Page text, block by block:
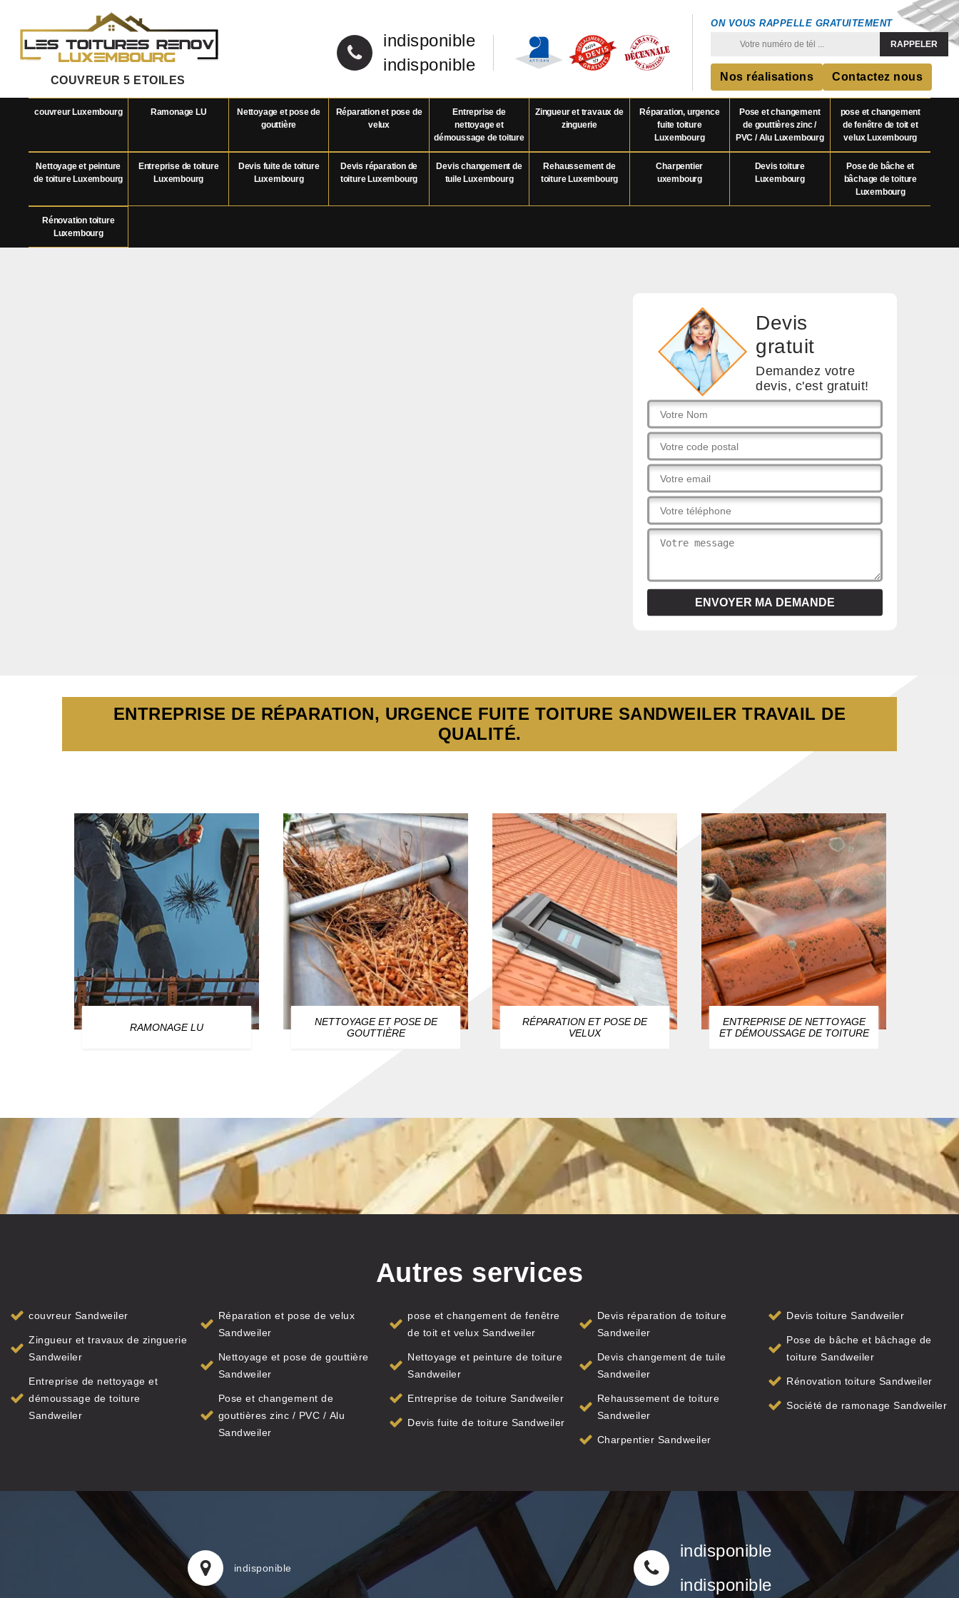
COUVREUR 5 ETOILES
indisponible
indisponible
ON VOUS RAPPELLE GRATUITEMENT
Nos réalisations Contactez nous
couvreur Luxembourg Ramonage LU
Nettoyage et pose de
gouttière
Réparation et pose de
velux
Entreprise de
nettoyage et
démoussage de toiture
Zingueur et travaux de
zinguerie
Réparation, urgence
fuite toiture
Luxembourg
Pose et changement
de gouttières zinc /
PVC / Alu Luxembourg
pose et changement
de fenêtre de toit et
velux Luxembourg
Nettoyage et peinture
de toiture Luxembourg
Entreprise de toiture
Luxembourg
Devis fuite de toiture
Luxembourg
Devis réparation de
toiture Luxembourg
Devis changement de
tuile Luxembourg
Rehaussement de
toiture Luxembourg
Charpentier
uxembourg
Devis toiture
Luxembourg
Pose de bâche et
bâchage de toiture
Luxembourg
Rénovation toiture
Luxembourg
Devis
gratuit
Demandez votre
devis, c'est gratuit!
ENTREPRISE DE RÉPARATION, URGENCE FUITE TOITURE SANDWEILER TRAVAIL DE
QUALITÉ.
RAMONAGE LU
NETTOYAGE ET POSE DE
GOUTTIÈRE
RÉPARATION ET POSE DE
VELUX
ENTREPRISE DE NETTOYAGE
ET DÉMOUSSAGE DE TOITURE
Autres services
couvreur Sandweiler
Zingueur et travaux de zinguerie
Sandweiler
Entreprise de nettoyage et
démoussage de toiture
Sandweiler
Réparation et pose de velux
Sandweiler
Nettoyage et pose de gouttière
Sandweiler
Pose et changement de
gouttières zinc / PVC / Alu
Sandweiler
pose et changement de fenêtre
de toit et velux Sandweiler
Nettoyage et peinture de toiture
Sandweiler
Entreprise de toiture Sandweiler
Devis fuite de toiture Sandweiler
Devis réparation de toiture
Sandweiler
Devis changement de tuile
Sandweiler
Rehaussement de toiture
Sandweiler
Charpentier Sandweiler
Devis toiture Sandweiler
Pose de bâche et bâchage de
toiture Sandweiler
Rénovation toiture Sandweiler
Société de ramonage Sandweiler
indisponible
indisponible
indisponible